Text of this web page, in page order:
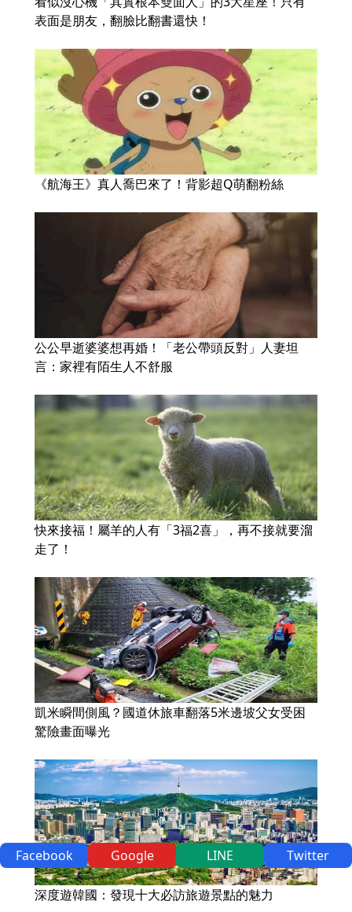
表面是朋友，翻臉比翻書還快！
《航海王》真人喬巴來了！背影超Q萌翻粉絲
公公早逝婆婆想再婚！「老公帶頭反對」人妻坦
言：家裡有陌生人不舒服
快來接福！屬羊的人有「3福2喜」，再不接就要溜
走了！
凱米瞬間側風？國道休旅車翻落5米邊坡父女受困
驚險畫面曝光
深度遊韓國：發現十大必訪旅遊景點的魅力
Facebook Google LINE Twitter